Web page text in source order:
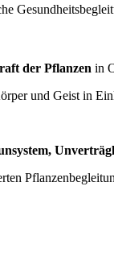
der Pflanzen in
und Geist in